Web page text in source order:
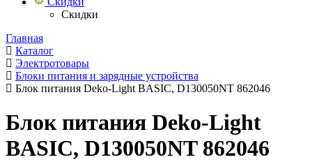
Скидки
Главная
Каталог
Электротовары
Блоки питания и зарядные устройства
Блок питания Deko-Light BASIC, D130050NT 862046
Блок питания Deko-Light
BASIC, D130050NT 862046